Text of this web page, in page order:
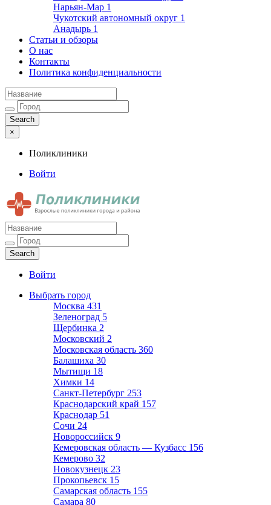
Нарьян-Мар 1
Чукотский автономный округ 1
Анадырь 1
Статьи и обзоры
О нас
Контакты
Политика конфиденциальности
×
Поликлиники
Войти
Поликлиники
Взрослые поликлиники города и района
Войти
Выбрать город
Москва 431
Зеленоград 5
Щербинка 2
Московский 2
Московская область 360
Балашиха 30
Мытищи 18
Химки 14
Санкт-Петербург 253
Краснодарский край 157
Краснодар 51
Сочи 24
Новороссийск 9
Кемеровская область — Кузбасс 156
Кемерово 32
Новокузнецк 23
Прокопьевск 15
Самарская область 155
Самара 80